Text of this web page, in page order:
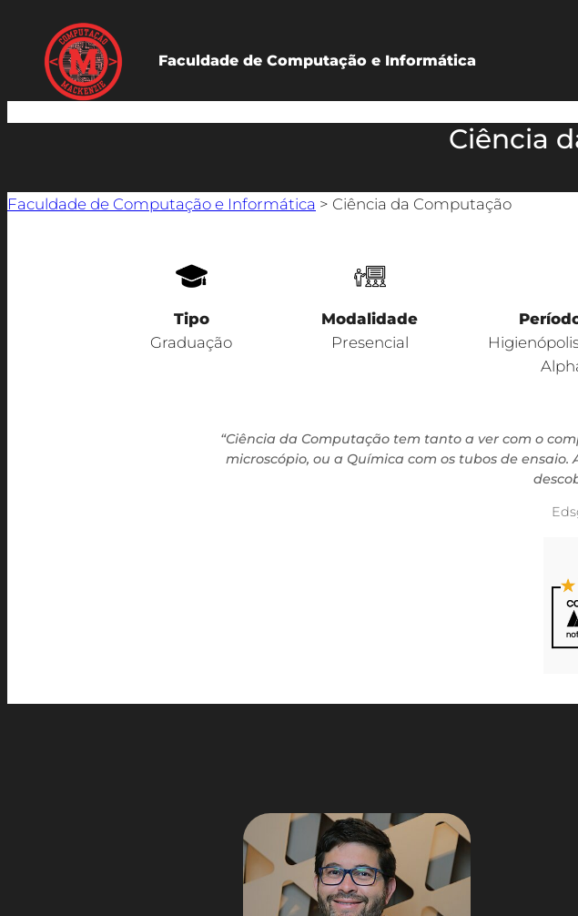
Faculdade de Computação e Informática
Ciência
Faculdade de Computação e Informática > Ciência da Computação
Tipo
Graduação
Modalidade
Presencial
“Ciência da Computação tem tanto a ver com o
microscópio, ou a Química com os tubos de